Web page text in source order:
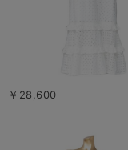
￥28,600